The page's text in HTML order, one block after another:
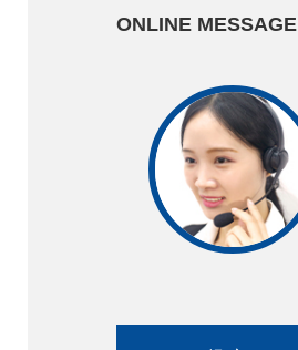
ONLINE MESSAGE